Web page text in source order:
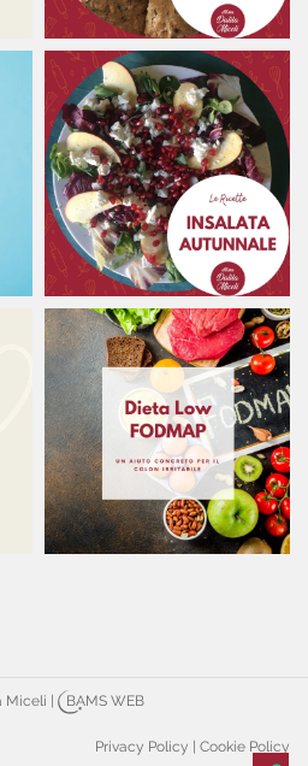
Miceli BAMS WEB
Privacy Policy Cookie Policy